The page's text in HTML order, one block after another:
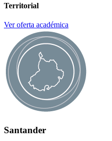
Territorial
Ver oferta académica
Santander